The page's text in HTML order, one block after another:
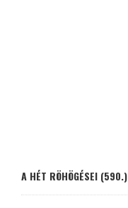
A HÉT RÖHÖGÉSEI (590.)